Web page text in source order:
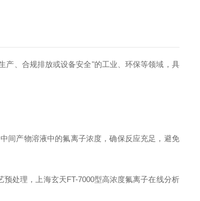
产、合规排放或设备安全"的工业、环保等领域，具
间产物溶液中的氟离子浓度，确保反应充足 ，避免
处理，上海玄天FT-7000型高浓度氟离子在线分析